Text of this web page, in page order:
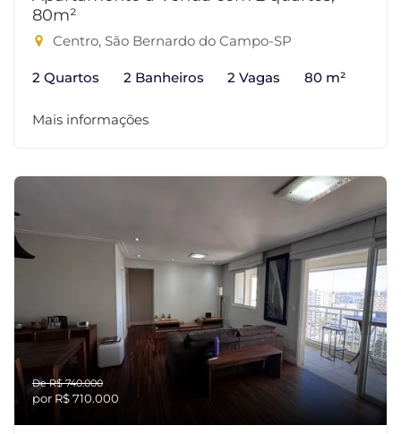
80m²
Centro, São Bernardo do Campo-SP
2 Quartos 2 Banheiros 2 Vagas 80 m²
Mais informações
De R$ 740.000
por R$ 710.000